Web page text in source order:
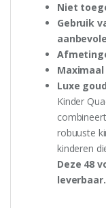
Niet
Gebruik
Luxe
Kinder
robuuste
kinderen
Deze 48